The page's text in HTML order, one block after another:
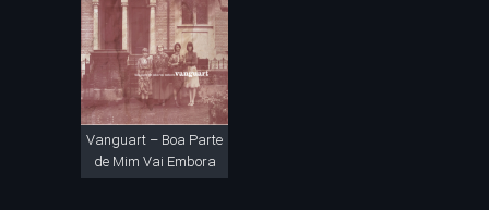
Vanguart – Boa Parte
de Mim Vai Embora